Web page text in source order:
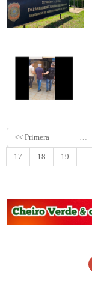
<< Primera
17 18 19